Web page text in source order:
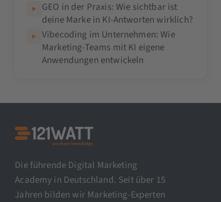
GEO in der Praxis: Wie sichtbar ist
deine Marke in KI-Antworten wirklich?
Vibecoding im Unternehmen: Wie
Marketing-Teams mit KI eigene
Anwendungen entwickeln
Die führende Digital Marketing
Academy in Deutschland. Seit über 15
Jahren bilden wir Marketing-Experten